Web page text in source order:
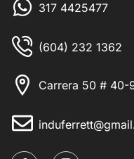
317 4425477
(604) 232 1362
Carrera 50 # 40-